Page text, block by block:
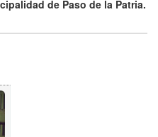
de Paso de la Patria.